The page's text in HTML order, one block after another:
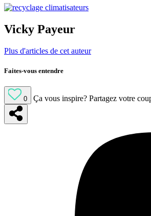
Vicky Payeur
Plus d'articles de cet auteur
Faites-vous entendre
0 Ça vous inspire? Partagez votre